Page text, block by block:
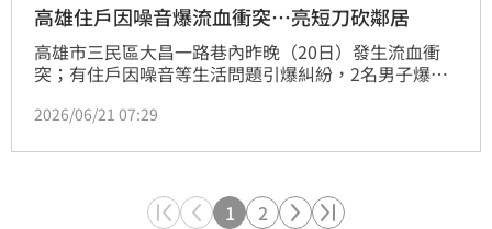
高雄住戶因噪音爆流血衝突…亮短刀砍鄰居
高雄市三民區大昌一路巷內昨晚（20日）發生流血衝
突；有住戶因噪音等生活問題引爆糾紛，2名男子爆發
送醫並逮捕，警詢後，將持刀的嫌犯依殺人未遂、槍砲
偵辦。
2026/06/21 07:29
1 2